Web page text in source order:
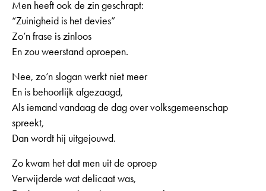
Men heeft ook de zin geschrapt:
“Zuinigheid is het devies”
Zo’n frase is zinloos
En zou weerstand oproepen.
Nee, zo’n slogan werkt niet meer
En is behoorlijk afgezaagd,
Als iemand vandaag de dag over volksgemeenschap
spreekt,
Dan wordt hij uitgejouwd.
Zo kwam het dat men uit de oproep
Verwijderde wat delicaat was,